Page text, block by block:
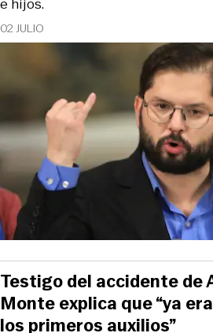
02 JULIO
Testigo del accidente de
Monte explica que “ya
los primeros auxilios”